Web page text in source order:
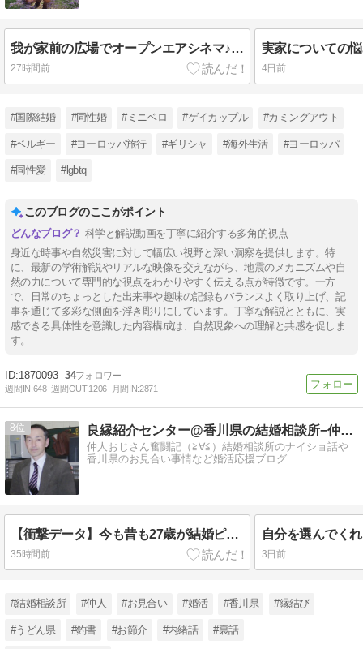
我が家前の広場でオープンエアシネマ♪ 僕は話題のドラマをイッキ見！
27時間前
実家についての
4日前
#国際結婚 #同性婚 #ミニベロ #ゲイカップル #カミングアウト
#ベルギー #ヨーロッパ旅行 #ギリシャ #海外生活 #ヨーロッパ
#同性愛 #lgbtq
このブログのここがポイント
科学と解説動画を丁寧に紹介する多角的視点
身近な時事や自然災害に対して幅広い視野と深い洞察を提供します。特
に、最新の学術解説やリアルな映像を交えながら、地震のメカニズムや自
然の力について専門的な視点をわかりやすく伝える点が特徴です。一方
で、日常のちょっとした出来事や趣味の記録もバランスよく取り上げ、記
事を通じて多彩な側面を浮き彫りにしています。丁寧な解説とともに、実
感できる具体性を意識した内容構成は、自然現象への理解と共感を促しま
す。
1870093 34
週間IN:648 週間OUT:1206 月間IN:2871
8 良縁紹介センター@香川県の結婚相談所−仲人ブログ
仲人おじさん奮闘記（≧∀≦）結婚相談所のナイショ話や
香川県のお見合い事情など婚活応援ブログ
【衝撃データ】今も昔も27歳が結婚ピーク
35時間前 3日前
#結婚相談所 #仲人 #お見合い #婚活 #香川県 #縁結び
#うどん県 #釣書 #お節介 #内緒話 #裏話